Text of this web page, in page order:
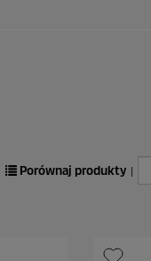
Porównaj produkty |